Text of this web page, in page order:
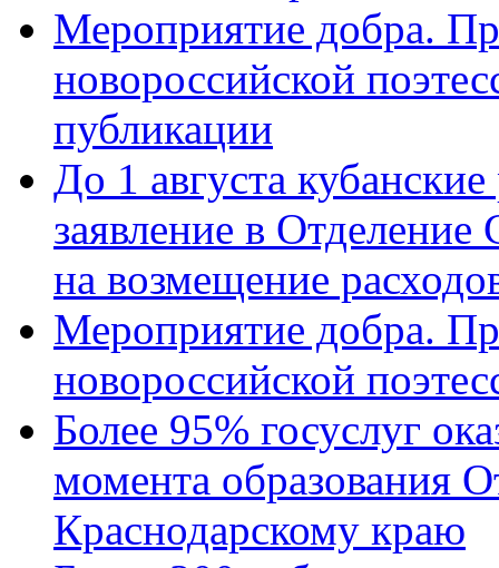
Мероприятие добра.
новороссийской
публикации
До 1 августа
заявление в
на возмещение
Мероприятие добра.
новороссийской
Более 95% госуслуг
момента образования
Краснодарскому краю